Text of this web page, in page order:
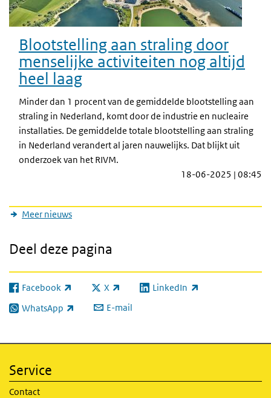
Blootstelling aan straling door
menselijke activiteiten nog altijd
heel laag
Minder dan 1 procent van de gemiddelde blootstelling aan
straling in Nederland, komt door de industrie en nucleaire
installaties. De gemiddelde totale blootstelling aan straling
in Nederland verandert al jaren nauwelijks. Dat blijkt uit
onderzoek van het RIVM.
18-06-2025 | 08:45
Meer nieuws
Deel deze pagina
Facebook
(externe link) X
(externe link) LinkedIn
(externe link)
WhatsApp
(externe link) E-mail
Service
Contact